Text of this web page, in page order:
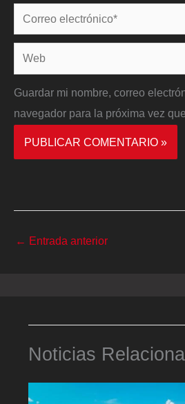
Correo
electrónico*
Web
Guardar mi nombre, correo
navegador para la próxima vez
← Entrada anterior
Noticias